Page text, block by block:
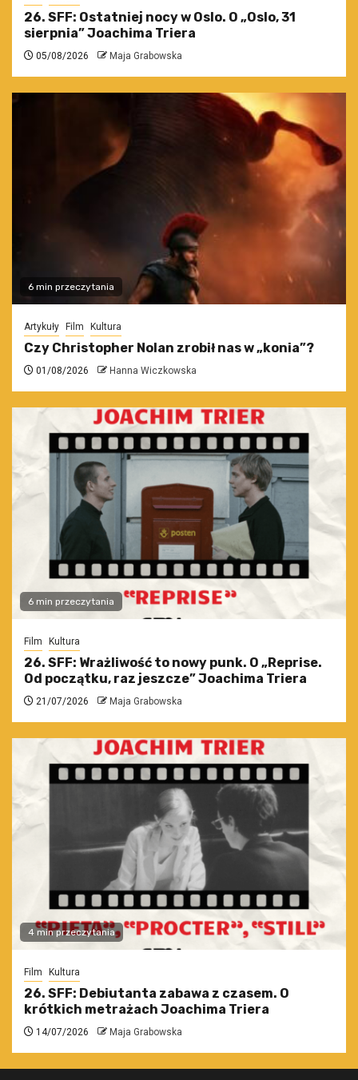
26. SFF: Ostatniej nocy w Oslo. O „Oslo, 31
sierpnia” Joachima Triera
05/08/2026 Maja Grabowska
6 min przeczytania
Artykuły Film Kultura
Czy Christopher Nolan zrobił nas w „konia”?
01/08/2026 Hanna Wiczkowska
6 min przeczytania
Film Kultura
26. SFF: Wrażliwość to nowy punk. O „Reprise.
Od początku, raz jeszcze” Joachima Triera
21/07/2026 Maja Grabowska
4 min przeczytania
Film Kultura
26. SFF: Debiutanta zabawa z czasem. O
krótkich metrażach Joachima Triera
14/07/2026 Maja Grabowska